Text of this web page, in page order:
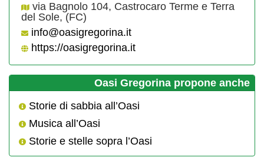
via Bagnolo 104, Castrocaro Terme e Terra
del Sole, (FC)
info@oasigregorina.it
https://oasigregorina.it
Oasi Gregorina propone anche
Storie di sabbia all’Oasi
Musica all’Oasi
Storie e stelle sopra l’Oasi